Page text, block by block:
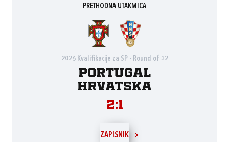
PRETHODNA UTAKMICA
2026 Kvalifikacije za SP - Round of 32
Portugal
Hrvatska
2:1
ZAPISNIK